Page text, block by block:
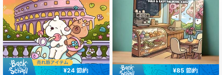
4.77 86 フォロワー
4.77 86 フォロワー
¥24 節約
¥85 節約